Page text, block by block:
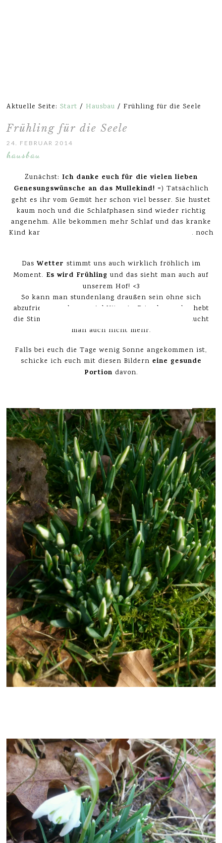
Aktuelle Seite:Start / Hausbau / Frühling für die Seele
Frühling für die Seele
24. FEBRUAR 2014
hausbau
Zunächst: Ich danke euch für die vielen lieben
Genesungswünsche an das Mullekind! =) Tatsächlich
geht es ihr vom Gemüt her schon viel besser. Sie hustet
kaum noch und die Schlafphasen sind wieder richtig
angenehm. Alle bekommen mehr Schlaf und das kranke
Kind kann sich weiter gesund schlafen, damit auch noch
Das Wetter stimmt uns auch wirklich fröhlich im
Moment. Es wird Frühling und das sieht man auch auf
unserem Hof! <3
So kann man stundenlang draußen sein ohne sich
abzufrieren und ganz viel Vitamin D tanken – das hebt
die Stimmung ungemein. =) Dicke Handschuhe braucht
man auch nicht mehr.
Falls bei euch die Tage wenig Sonne angekommen ist,
schicke ich euch mit diesen Bildern eine gesunde
Portion davon.